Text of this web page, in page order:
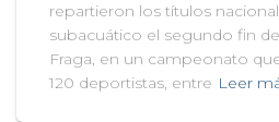
repartieron los títulos
subacuático el segundo fin
Fraga, en un campeonato
120 deportistas, entre Leer